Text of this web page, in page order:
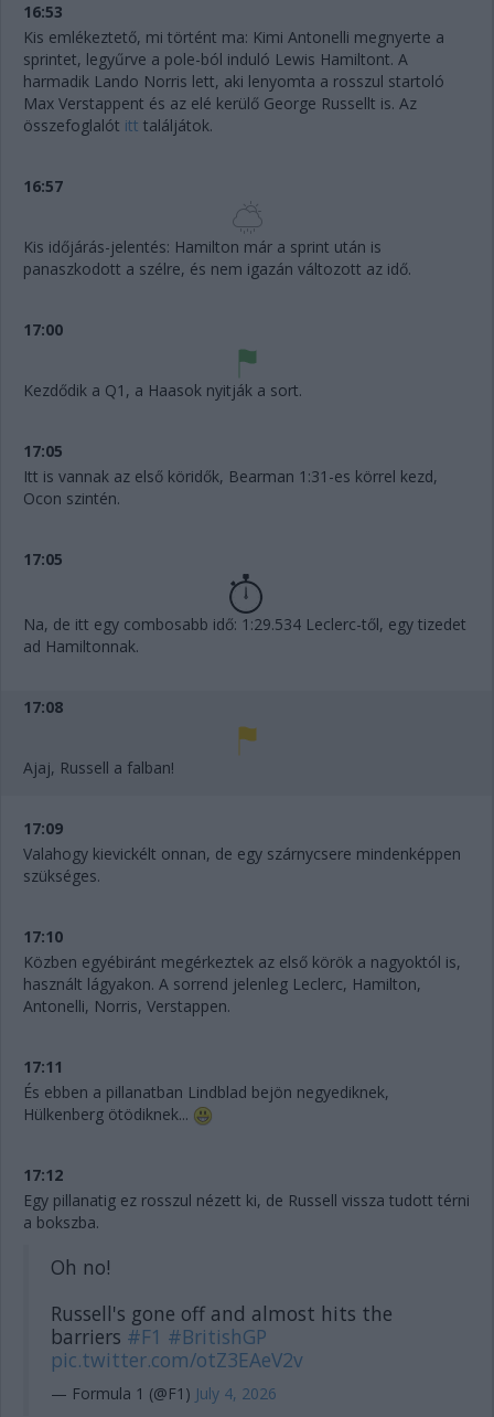
16:53
Kis emlékeztető, mi történt ma: Kimi Antonelli megnyerte a
sprintet, legyűrve a pole-ból induló Lewis Hamiltont. A
harmadik Lando Norris lett, aki lenyomta a rosszul startoló
Max Verstappent és az elé kerülő George Russellt is. Az
összefoglalót itt találjátok.
16:57
Kis időjárás-jelentés: Hamilton már a sprint után is
panaszkodott a szélre, és nem igazán változott az idő.
17:00
Kezdődik a Q1, a Haasok nyitják a sort.
17:05
Itt is vannak az első köridők, Bearman 1:31-es körrel kezd,
Ocon szintén.
17:05
Na, de itt egy combosabb idő: 1:29.534 Leclerc-től, egy tizedet
ad Hamiltonnak.
17:08
Ajaj, Russell a falban!
17:09
Valahogy kievickélt onnan, de egy szárnycsere mindenképpen
szükséges.
17:10
Közben egyébiránt megérkeztek az első körök a nagyoktól is,
használt lágyakon. A sorrend jelenleg Leclerc, Hamilton,
Antonelli, Norris, Verstappen.
17:11
És ebben a pillanatban Lindblad bejön negyediknek,
Hülkenberg ötödiknek...
17:12
Egy pillanatig ez rosszul nézett ki, de Russell vissza tudott térni
a bokszba.
Oh no!
Russell's gone off and almost hits the
barriers #F1 #BritishGP
pic.twitter.com/otZ3EAeV2v
— Formula 1 (@F1) July 4, 2026